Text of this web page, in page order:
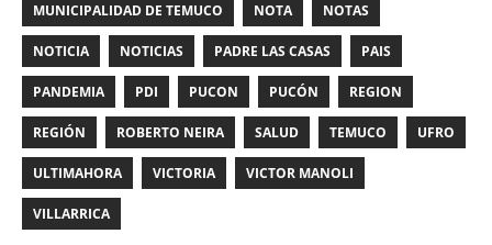
MUNICIPALIDAD DE TEMUCO NOTA NOTAS
NOTICIA NOTICIAS PADRE LAS CASAS PAIS
PANDEMIA PDI PUCON PUCÓN REGION
REGIÓN ROBERTO NEIRA SALUD TEMUCO UFRO
ULTIMAHORA VICTORIA VICTOR MANOLI
VILLARRICA